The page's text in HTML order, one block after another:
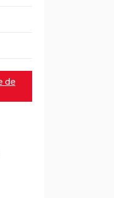
de